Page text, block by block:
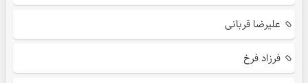
علیرضا قربانی
فرزاد فرخ